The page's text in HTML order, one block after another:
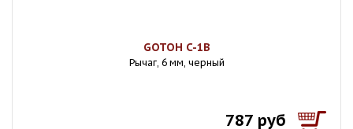
GOTOH C-1B
Рычаг, 6 мм, черный
787 руб